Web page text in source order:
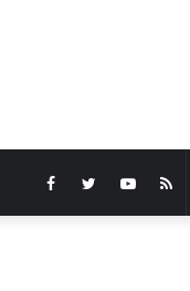
RSS
YouTube
Twitter
Facebook